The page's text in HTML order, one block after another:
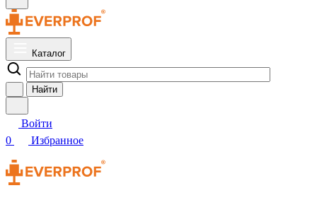
Каталог
Найти
Войти
0
Избранное